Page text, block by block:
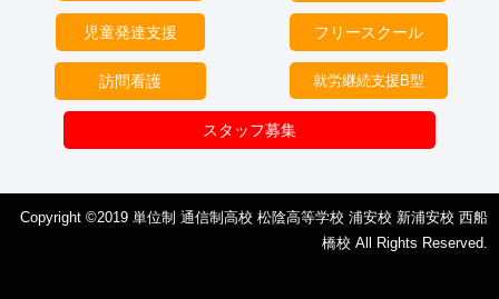
児童発達支援 フリースクール
訪問看護 就労継続支援B型
スタッフ募集
Copyright ©2019 単位制 通信制高校 松陰高等学校 浦安校 新浦安校 西船
橋校 All Rights Reserved.